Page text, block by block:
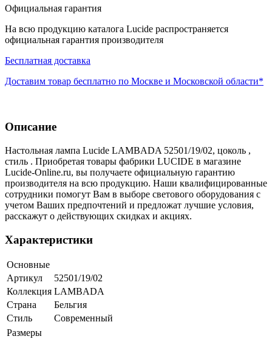
Официальная гарантия
На всю продукцию каталога Lucide распространяется
официальная гарантия производителя
Бесплатная доставка
Доставим товар бесплатно по Москве и Московской области*
Описание
Настольная лампа Lucide LAMBADA 52501/19/02, цоколь ,
стиль . Приобретая товары фабрики LUCIDE в магазине
Lucide-Online.ru, вы получаете официальную гарантию
производителя на всю продукцию. Наши квалифицированные
сотрудники помогут Вам в выборе светового оборудования с
учетом Ваших предпочтений и предложат лучшие условия,
расскажут о действующих скидках и акциях.
Характеристики
Основные
Артикул
52501/19/02
Коллекция LAMBADA
Страна
Бельгия
Стиль
Современный
Размеры